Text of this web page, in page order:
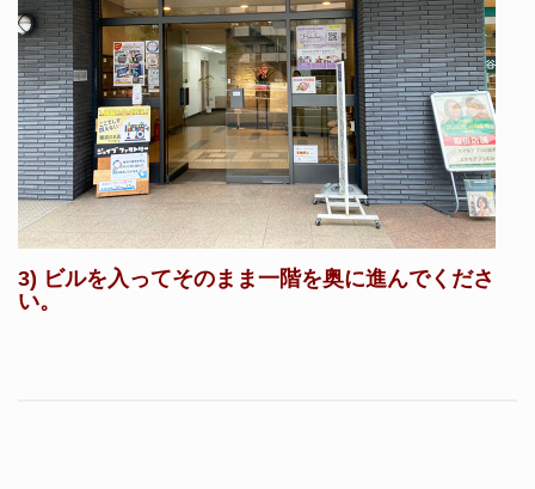
3) ビルを入ってそのまま一階を奥に進んでくださ
い。